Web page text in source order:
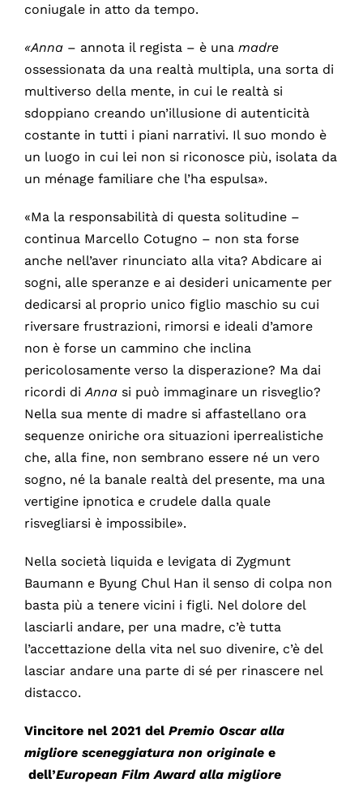
coniugale in atto da tempo.
«Anna– annota il regista – è una madre
ossessionata da una realtà multipla, una sorta di
multiverso della mente, in cui le realtà si
sdoppiano creando un’illusione di autenticità
costante in tutti i piani narrativi. Il suo mondo è
un luogo in cui lei non si riconosce più, isolata da
un ménage familiare che l’ha espulsa».
«Ma la responsabilità di questa solitudine –
continua Marcello Cotugno – non sta forse
anche nell’aver rinunciato alla vita? Abdicare ai
sogni, alle speranze e ai desideri unicamente per
dedicarsi al proprio unico figlio maschio su cui
riversare frustrazioni, rimorsi e ideali d’amore
non è forse un cammino che inclina
pericolosamente verso la disperazione? Ma dai
ricordi di Annasi può immaginare un risveglio?
Nella sua mente di madre si affastellano ora
sequenze oniriche ora situazioni iperrealistiche
che, alla fine, non sembrano essere né un vero
sogno, né la banale realtà del presente, ma una
vertigine ipnotica e crudele dalla quale
risvegliarsi è impossibile».
Nella società liquida e levigata di Zygmunt
Baumann e Byung Chul Han il senso di colpa non
basta più a tenere vicini i figli. Nel dolore del
lasciarli andare, per una madre, c’è tutta
l’accettazione della vita nel suo divenire, c’è del
lasciar andare una parte di sé per rinascere nel
distacco.
Vincitore nel 2021 del Premio Oscar alla
migliore sceneggiatura non originale e
dell’European Film Award alla migliore